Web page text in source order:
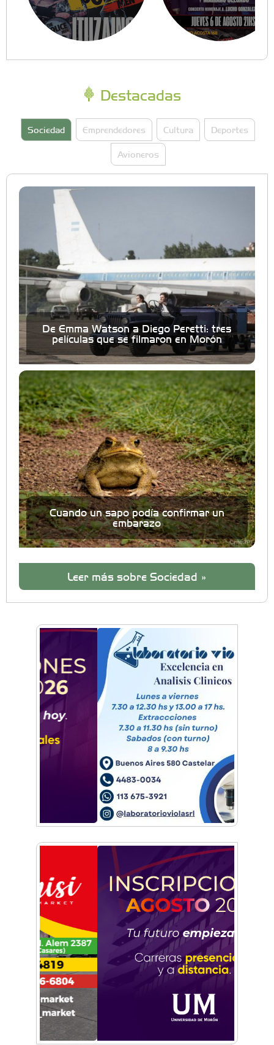
Destacadas
Sociedad Emprendedores Cultura Deportes
Avioneros
De Emma Watson a Diego Peretti: tres
películas que se filmaron en Morón
Cuando un sapo podía confirmar un
embarazo
Leer más sobre Sociedad »